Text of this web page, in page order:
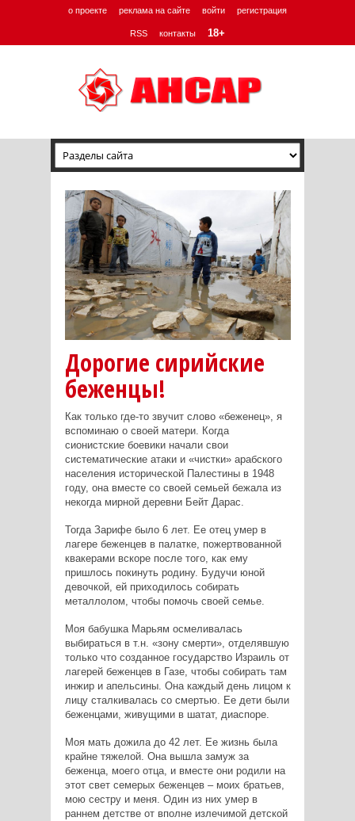
о проекте реклама на сайте войти регистрация
RSS контакты 18+
Дорогие сирийские
беженцы!
Как только где-то звучит слово «беженец», я
вспоминаю о своей матери. Когда
сионистские боевики начали свои
систематические атаки и «чистки» арабского
населения исторической Палестины в 1948
году, она вместе со своей семьей бежала из
некогда мирной деревни Бейт Дарас.
Тогда Зарифе было 6 лет. Ее отец умер в
лагере беженцев в палатке, пожертвованной
квакерами вскоре после того, как ему
пришлось покинуть родину. Будучи юной
девочкой, ей приходилось собирать
металлолом, чтобы помочь своей семье.
Моя бабушка Марьям осмеливалась
выбираться в т.н. «зону смерти», отделявшую
только что созданное государство Израиль от
лагерей беженцев в Газе, чтобы собирать там
инжир и апельсины. Она каждый день лицом к
лицу сталкивалась со смертью. Ее дети были
беженцами, живущими в шатат, диаспоре.
Моя мать дожила до 42 лет. Ее жизнь была
крайне тяжелой. Она вышла замуж за
беженца, моего отца, и вместе они родили на
этот свет семерых беженцев – моих братьев,
мою сестру и меня. Один из них умер в
раннем детстве от вполне излечимой детской